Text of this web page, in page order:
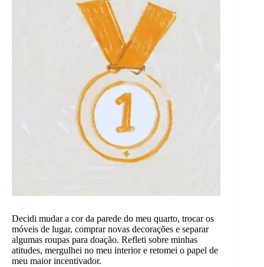
Decidi mudar a cor da parede do meu quarto, trocar os
móveis de lugar, comprar novas decorações e separar
algumas roupas para doação. Refleti sobre minhas
atitudes, mergulhei no meu interior e retomei o papel de
meu maior incentivador.